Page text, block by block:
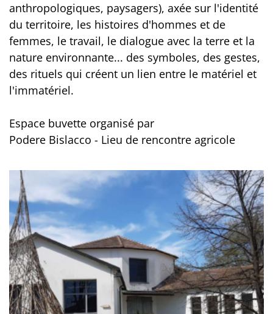
anthropologiques, paysagers), axée sur l'identité
du territoire, les histoires d'hommes et de
femmes, le travail, le dialogue avec la terre et la
nature environnante... des symboles, des gestes,
des rituels qui créent un lien entre le matériel et
l'immatériel.
Espace buvette organisé par
Podere Bislacco - Lieu de rencontre agricole